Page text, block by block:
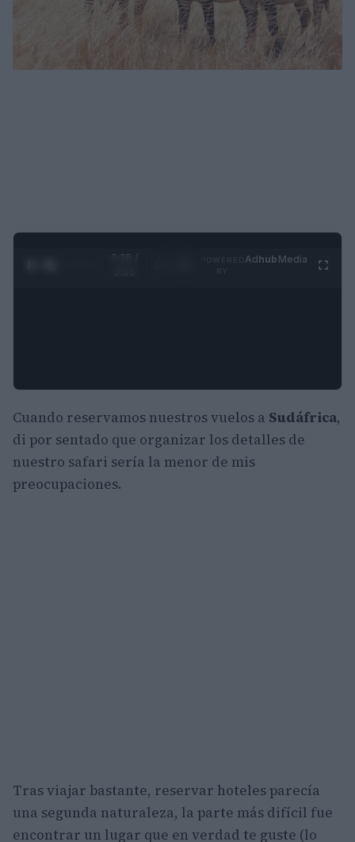
0:29 /
Adhub Media
Cuando reservamos nuestros vuelos a Sudáfrica,
di por sentado que organizar los detalles de
nuestro safari sería la menor de mis
preocupaciones.
Tras viajar bastante, reservar hoteles parecía
una segunda naturaleza, la parte más difícil fue
encontrar un lugar que en verdad te guste (lo